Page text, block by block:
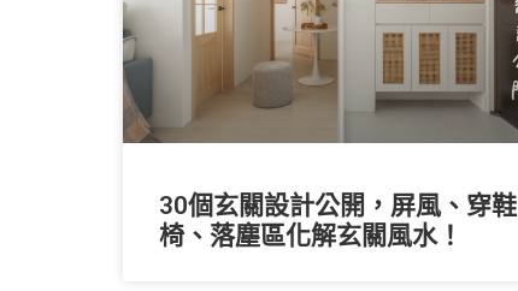
30個玄關設計公開，屏風、穿鞋
椅、落塵區化解玄關風水！